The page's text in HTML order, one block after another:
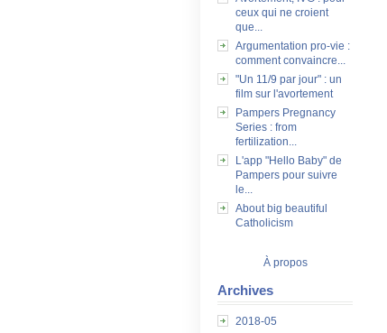
ceux qui ne croient
que...
Argumentation pro-vie :
comment convaincre...
"Un 11/9 par jour" : un
film sur l'avortement
Pampers Pregnancy
Series : from
fertilization...
L'app "Hello Baby" de
Pampers pour suivre
le...
About big beautiful
Catholicism
À propos
Archives
2018-05